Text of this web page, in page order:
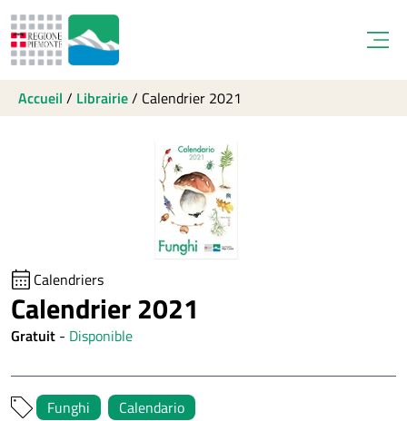
Accueil / Librairie/ Calendrier 2021
Calendriers
Calendrier 2021
Gratuit - Disponible
Funghi Calendario